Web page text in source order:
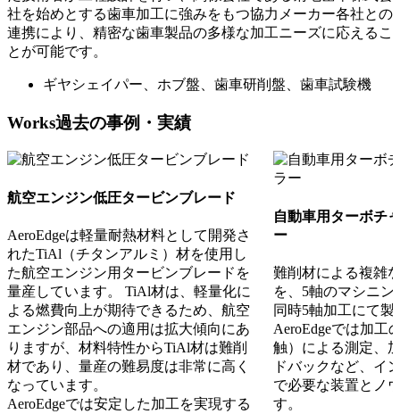
社を始めとする歯車加工に強みをもつ協力メーカー各社との
連携により、精密な歯車製品の多様な加工ニーズに応えるこ
とが可能です。
ギヤシェイパー、ホブ盤、歯車研削盤、歯車試験機
Works過去の事例・実績
航空エンジン低圧タービンブレード
AeroEdgeは軽量耐熱材料として開発さ
れたTiAl（チタンアルミ）材を使用し
た航空エンジン用タービンブレードを
量産しています。 TiAl材は、軽量化に
よる燃費向上が期待できるため、航空
エンジン部品への適用は拡大傾向にあ
りますが、材料特性からTiAl材は難削
材であり、量産の難易度は非常に高く
なっています。
AeroEdgeでは安定した加工を実現する
自動車用ターボチ
ー
難削材による複雑
を、5軸のマシニ
同時5軸加工にて製
AeroEdgeでは加工
触）による測定、
ドバックなど、イ
で必要な装置とノ
す。